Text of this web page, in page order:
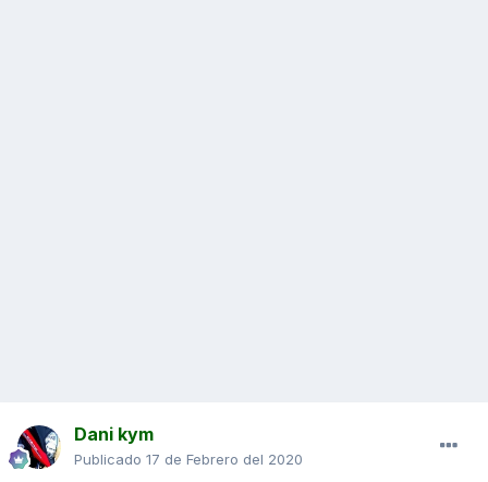
Dani kym
Publicado 17 de Febrero del 2020